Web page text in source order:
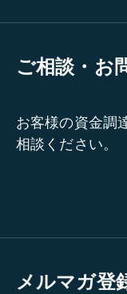
ご相談・お
お客様の資金調
相談ください。
メルマガ登